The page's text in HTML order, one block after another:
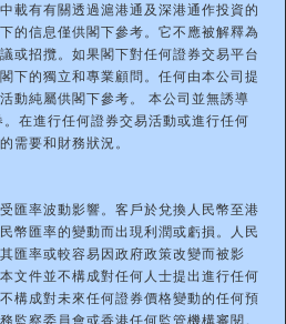
載有有關透過滬港通及深港通作投資的
的信息僅供閣下參考。它不應被解釋為
或招攬。如果閣下對任何證券交易平台
下的獨立和專業顧問。任何由本公司提
動純屬供閣下參考。 本公司並無誘導
在進行任何證券交易活動或進行任何
需要和財務狀況。
匯率波動影響。客戶於兌換人民幣至港
幣匯率的變動而出現利潤或虧損。人民
匯率或較容易因政府政策改變而被影
文件並不構成對任何人士提出進行任何
構成對未來任何證券價格變動的任何預